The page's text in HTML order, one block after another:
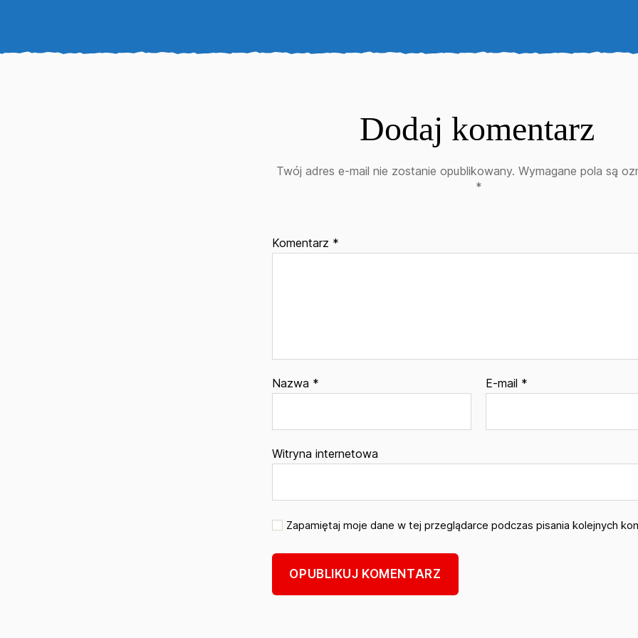
Dodaj komentarz
Twój adres e-mail nie zostanie opublikowany. Wymagane pola są
*
Komentarz *
Nazwa * E-mail *
Witryna internetowa
Zapamiętaj moje dane w tej przeglądarce podczas pisania kolejnych